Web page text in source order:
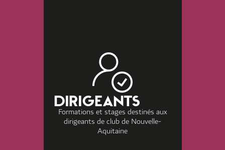
DIRIGEANTS
Formations et stages destinés aux
dirigeants de club de Nouvelle-
Aquitaine